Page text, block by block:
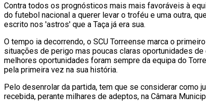
Contra todos os prognósticos mais mais favoráveis à
do futebol nacional a querer levar o troféu e uma outra,
escrito nos 'astros' que a Taça já era sua.
O tempo ia decorrendo, o SCU Torreense marca o
situações de perigo mas poucas claras oportunidades
melhores oportunidades foram sempre da equipa do
pela primeira vez na sua história.
Pelo desenrolar da partida, tem que se considerar como
recebida, perante milhares de adeptos, na Câmara